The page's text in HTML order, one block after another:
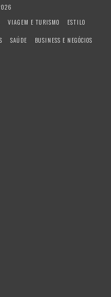
VIAGEM E TURISMO
ESTILO
SAÚDE
BUSINESS E NEGÓCIOS